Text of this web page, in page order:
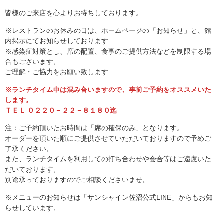
皆様のご来店を心よりお待ちしております。
※レストランのお休みの日は、ホームページの「お知らせ」と、館
内掲示にてお知らせしております
※感染症対策とし、席の配置、食事のご提供方法などを制限する場
合もございます。
ご理解・ご協力をお願い致します
※ランチタイム中は混み合いますので、事前ご予約をオススメいた
します。
ＴＥＬ ０２２０－２２－８１８０迄
注：ご予約頂いたお時間は「席の確保のみ」となります。
オーダーを頂いた順にご提供させていただいておりますので予めご
了承ください。
また、ランチタイムを利用しての打ち合わせや会合等はご遠慮いた
だいております。
別途承っておりますのでご相談くださいませ。
※メニューのお知らせは「サンシャイン佐沼公式LINE」からもお知
らせしています。